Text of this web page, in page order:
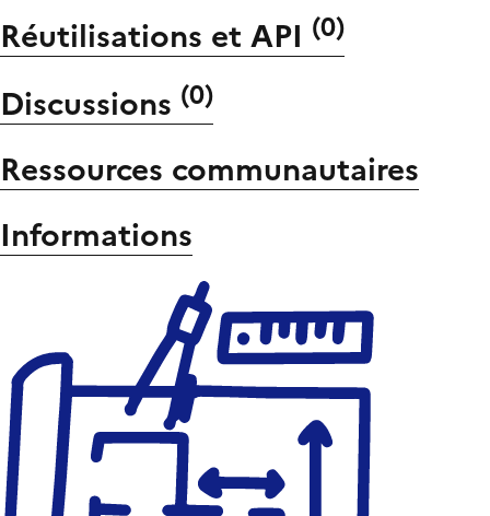
Réutilisations et API (0)
Discussions (0)
Ressources communautaires
Informations